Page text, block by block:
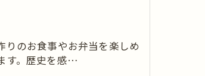
りのお食事やお弁当を楽しめ
す。歴史を感…